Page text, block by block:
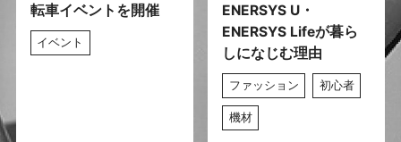
転車イベントを開催
イベント
ENERSYS U・
ENERSYS Lifeが暮ら
しになじむ理由
ファッション 初心者
機材